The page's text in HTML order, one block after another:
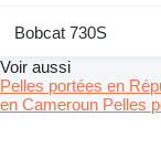
Bobcat 730S
Voir aussi
Pelles portées en
en Cameroun Pelles